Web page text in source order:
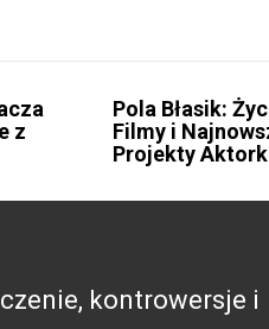
z
Pola Błasik:
Filmy i
Projekty
kontrowersje i